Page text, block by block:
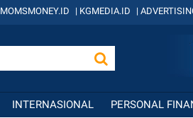
MOMSMONEY.ID | KGMEDIA.ID |
INTERNASIONAL PERSONAL